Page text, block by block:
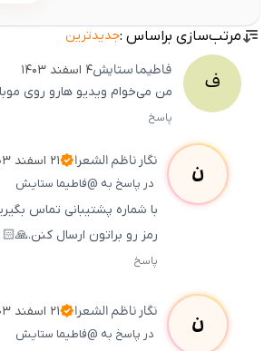
مرتب‌سازی براساس :جدیدترین
ف فاطیماستایش۴ اسفند ۱۴۰۳
من می‌خوام ویدیو هارو روی
پاسخ
ن نگارناظم الشعرا ۲۱ اسفند ۱۴۰۳
در پاسخ به @فاطیما ستایش
با شماره پشتیبانی تماس
رمز رو براتون ارسال کنن.🙏🏻
پاسخ
ن نگارناظم الشعرا ۲۱ اسفند ۱۴۰۳
در پاسخ به @فاطیما ستایش